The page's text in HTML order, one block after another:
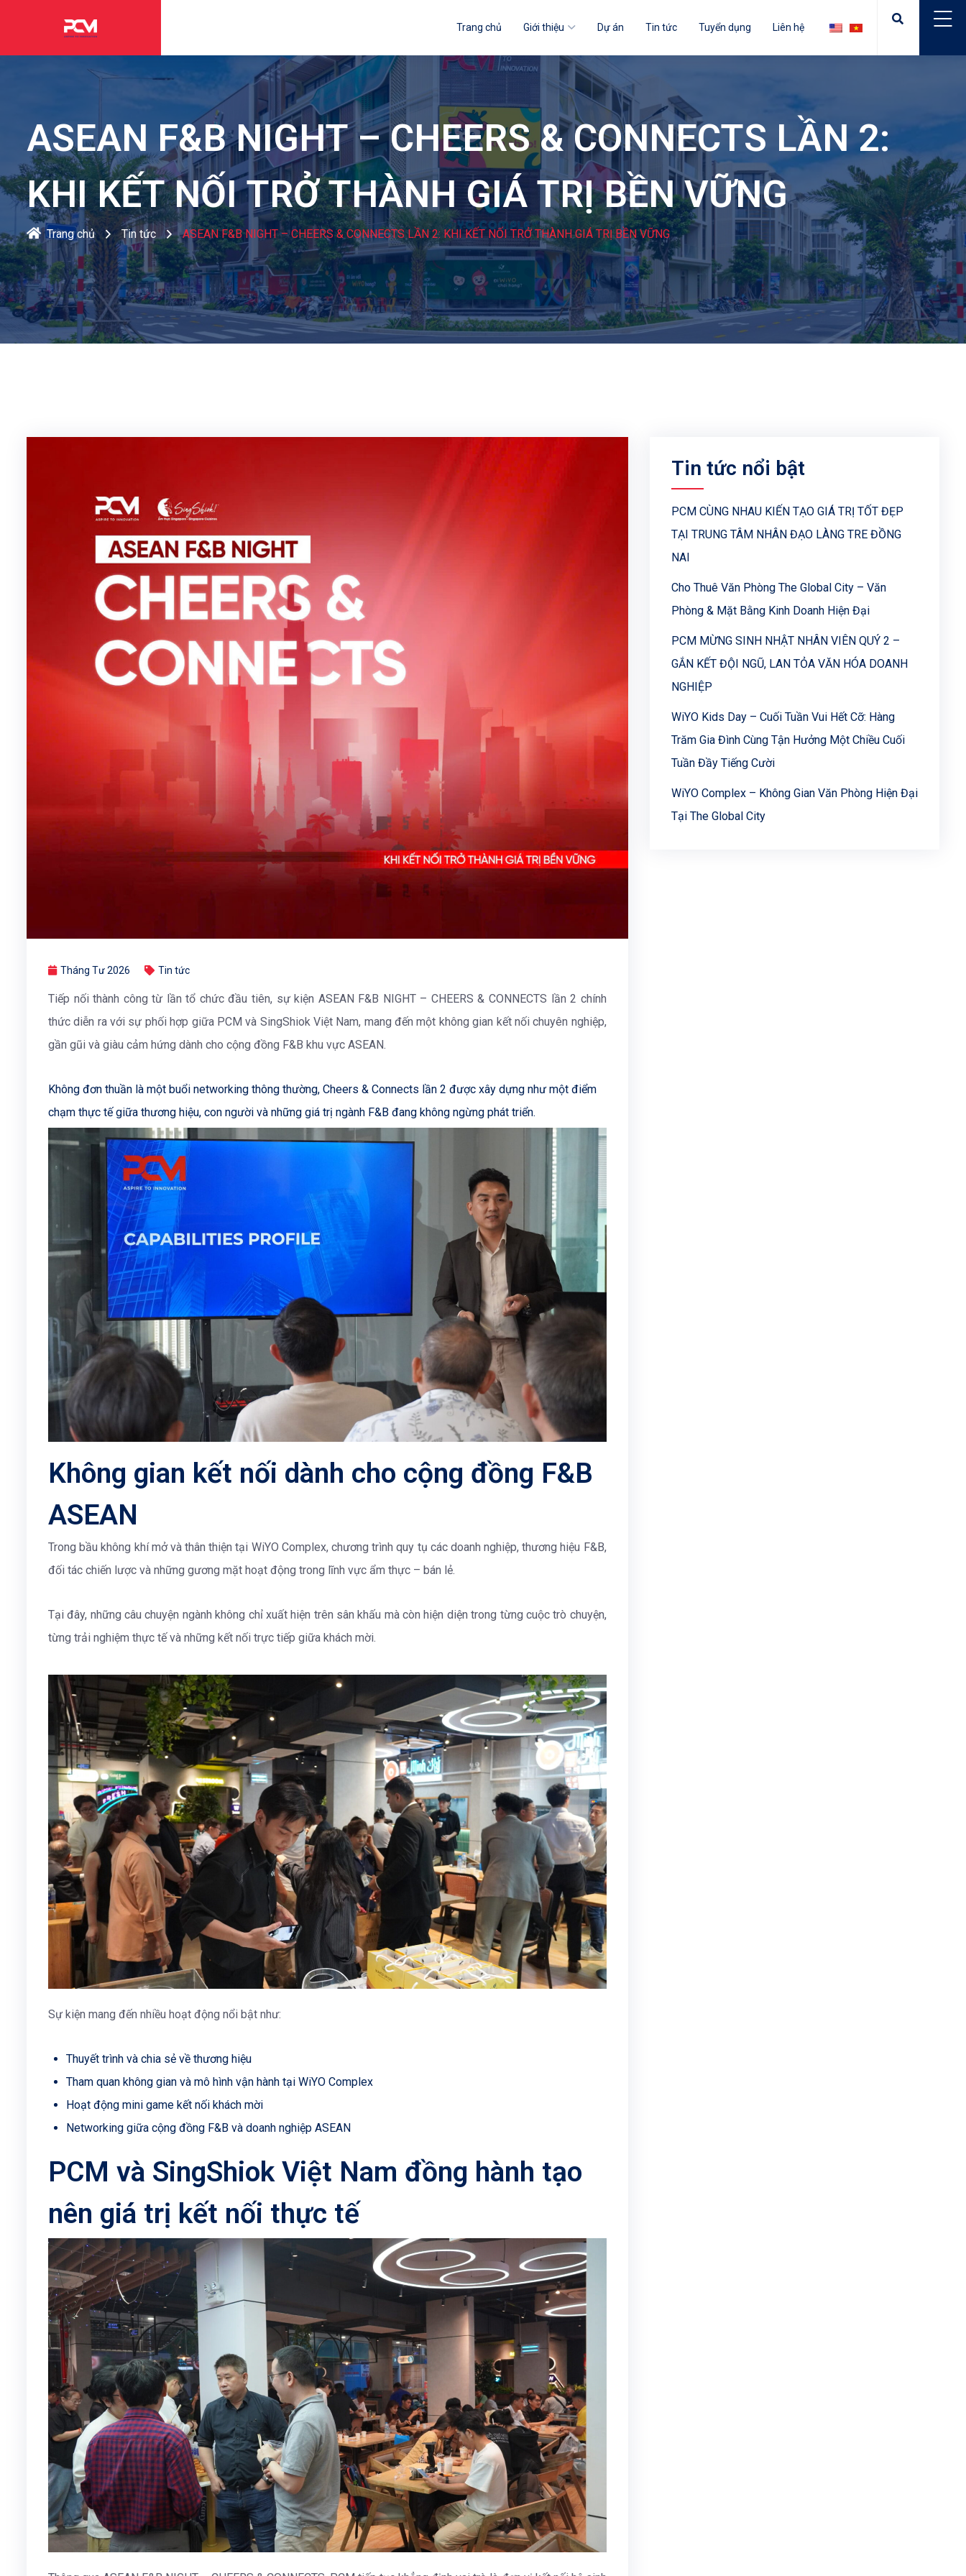
Trang chủ Giới thiệu Dự án Tin tức Tuyển dụng Liên hệ
ASEAN F&B NIGHT – CHEERS & CONNECTS LẦN 2:
KHI KẾT NỐI TRỞ THÀNH GIÁ TRỊ BỀN VỮNG
Trang chủ Tin tức ASEAN F&B NIGHT – CHEERS & CONNECTS LẦN 2: KHI KẾT NỐI TRỞ THÀNH GIÁ TRỊ BỀN VỮNG
Tháng Tư 2026 Tin tức
Tiếp nối thành công từ lần tổ chức đầu tiên, sự kiện ASEAN F&B NIGHT – CHEERS & CONNECTS lần 2 chính
thức diễn ra với sự phối hợp giữa PCM và SingShiok Việt Nam, mang đến một không gian kết nối chuyên nghiệp,
gần gũi và giàu cảm hứng dành cho cộng đồng F&B khu vực ASEAN.
Không đơn thuần là một buổi networking thông thường, Cheers & Connects lần 2 được xây dựng như một điểm
chạm thực tế giữa thương hiệu, con người và những giá trị ngành F&B đang không ngừng phát triển.
Không gian kết nối dành cho cộng đồng F&B
ASEAN
Trong bầu không khí mở và thân thiện tại WiYO Complex, chương trình quy tụ các doanh nghiệp, thương hiệu F&B,
đối tác chiến lược và những gương mặt hoạt động trong lĩnh vực ẩm thực – bán lẻ.
Tại đây, những câu chuyện ngành không chỉ xuất hiện trên sân khấu mà còn hiện diện trong từng cuộc trò chuyện,
từng trải nghiệm thực tế và những kết nối trực tiếp giữa khách mời.
Sự kiện mang đến nhiều hoạt động nổi bật như:
Thuyết trình và chia sẻ về thương hiệu
Tham quan không gian và mô hình vận hành tại WiYO Complex
Hoạt động mini game kết nối khách mời
Networking giữa cộng đồng F&B và doanh nghiệp ASEAN
PCM và SingShiok Việt Nam đồng hành tạo
nên giá trị kết nối thực tế
Tin tức nổi bật
PCM CÙNG NHAU KIẾN TẠO GIÁ TRỊ TỐT ĐẸP
TẠI TRUNG TÂM NHÂN ĐẠO LÀNG TRE ĐỒNG
NAI
Cho Thuê Văn Phòng The Global City – Văn
Phòng & Mặt Bằng Kinh Doanh Hiện Đại
PCM MỪNG SINH NHẬT NHÂN VIÊN QUÝ 2 –
GẮN KẾT ĐỘI NGŨ, LAN TỎA VĂN HÓA DOANH
NGHIỆP
WiYO Kids Day – Cuối Tuần Vui Hết Cỡ: Hàng
Trăm Gia Đình Cùng Tận Hưởng Một Chiều Cuối
Tuần Đầy Tiếng Cười
WiYO Complex – Không Gian Văn Phòng Hiện Đại
Tại The Global City